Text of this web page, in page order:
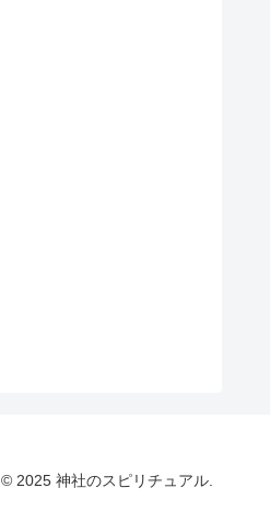
© 2025 神社のスピリチュアル.